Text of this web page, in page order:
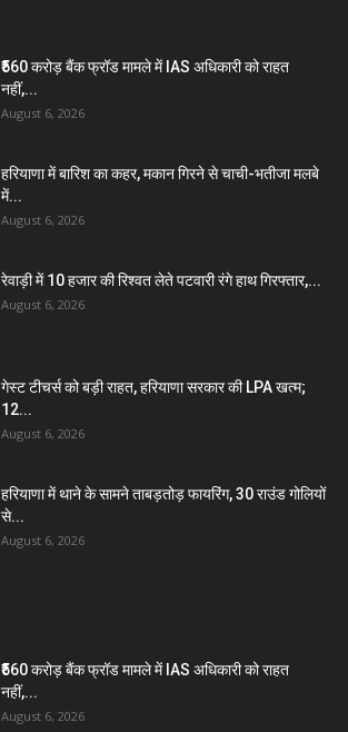
₹560 करोड़ बैंक फ्रॉड मामले में IAS अधिकारी को राहत
नहीं,...
August 6, 2026
हरियाणा में बारिश का कहर, मकान गिरने से चाची-भतीजा मलबे
में...
August 6, 2026
रेवाड़ी में 10 हजार की रिश्वत लेते पटवारी रंगे हाथ गिरफ्तार,...
August 6, 2026
गेस्ट टीचर्स को बड़ी राहत, हरियाणा सरकार की LPA खत्म;
12...
August 6, 2026
हरियाणा में थाने के सामने ताबड़तोड़ फायरिंग, 30 राउंड गोलियों
से...
August 6, 2026
₹560 करोड़ बैंक फ्रॉड मामले में IAS अधिकारी को राहत
नहीं,...
August 6, 2026